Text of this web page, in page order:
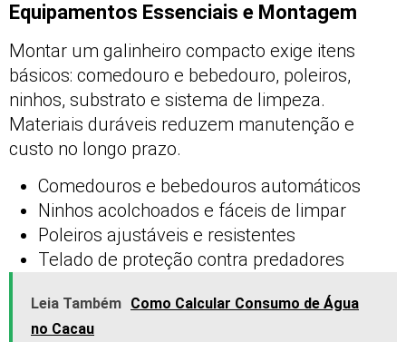
Equipamentos Essenciais e Montagem
Montar um galinheiro compacto exige itens
básicos: comedouro e bebedouro, poleiros,
ninhos, substrato e sistema de limpeza.
Materiais duráveis reduzem manutenção e
custo no longo prazo.
Comedouros e bebedouros automáticos
Ninhos acolchoados e fáceis de limpar
Poleiros ajustáveis e resistentes
Telado de proteção contra predadores
Leia Também Como Calcular Consumo de Água
no Cacau